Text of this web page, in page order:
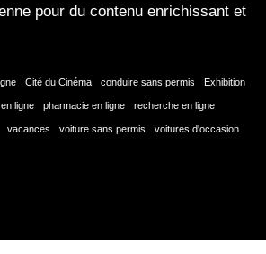
pour du contenu enrichissant et
Cité du Cinéma conduire sans permis Exhibition
ligne pharmacie en ligne recherche en ligne
vacances voiture sans permis voitures d'occasion